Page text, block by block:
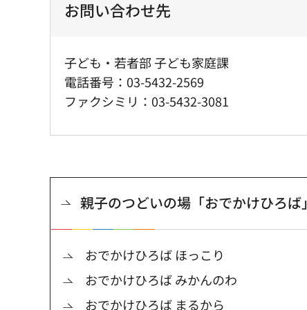
お問い合わせ先
子ども・若者部 子ども家庭課
電話番号：03-5432-2569
ファクシミリ：03-5432-3081
親子のつどいの場「おでかけひろば」
おでかけひろば ほっこり
おでかけひろば みかんのわ
おでかけひろば まるから